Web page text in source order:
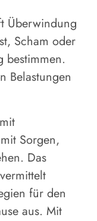
Überwindung
Scham oder
bestimmen.
Belastungen
Sorgen,
Das
vermittelt
für den
aus. Mit